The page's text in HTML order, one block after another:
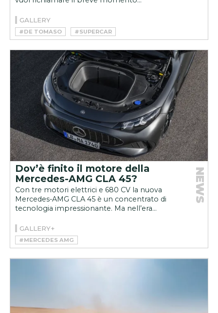
GALLERY
#DE TOMASO #SUPERCAR
Dov’è finito il motore della
Mercedes-AMG CLA 45?
Con tre motori elettrici e 680 CV la nuova
Mercedes-AMG CLA 45 è un concentrato di
tecnologia impressionante. Ma nell’era...
NEWS
GALLERY+
#MERCEDES AMG
#MERCEDES-AMG CLA 45 4MATIC+